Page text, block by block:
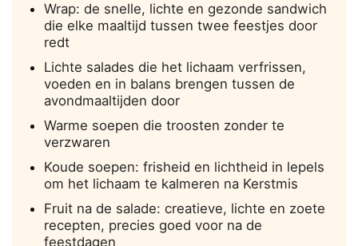
Wrap: de snelle, lichte en gezonde sandwich
die elke maaltijd tussen twee feestjes door
redt
Lichte salades die het lichaam verfrissen,
voeden en in balans brengen tussen de
avondmaaltijden door
Warme soepen die troosten zonder te
verzwaren
Koude soepen: frisheid en lichtheid in lepels
om het lichaam te kalmeren na Kerstmis
Fruit na de salade: creatieve, lichte en zoete
recepten, precies goed voor na de
feestdagen